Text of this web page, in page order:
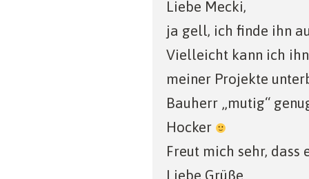
Liebe Mecki,
ja gell, ich finde ihn
Vielleicht kann ich
meiner Projekte
Bauherr „mutig“
Hocker
Freut mich sehr,
Liebe Grüße